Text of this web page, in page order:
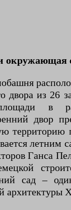
окружающая
двора из 26
в
двор
летним
Ганса
сад –
архитектуры